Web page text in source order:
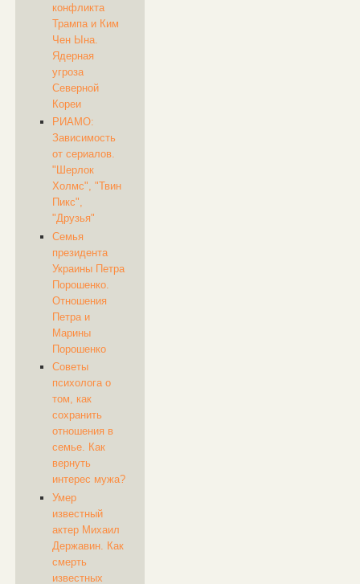
конфликта
Трампа и Ким
Чен Ына.
Ядерная
угроза
Северной
Кореи
РИАМО:
Зависимость
от сериалов.
"Шерлок
Холмс", "Твин
Пикс",
"Друзья"
Семья
президента
Украины Петра
Порошенко.
Отношения
Петра и
Марины
Порошенко
Советы
психолога о
том, как
сохранить
отношения в
семье. Как
вернуть
интерес мужа?
Умер
известный
актер Михаил
Державин. Как
смерть
известных